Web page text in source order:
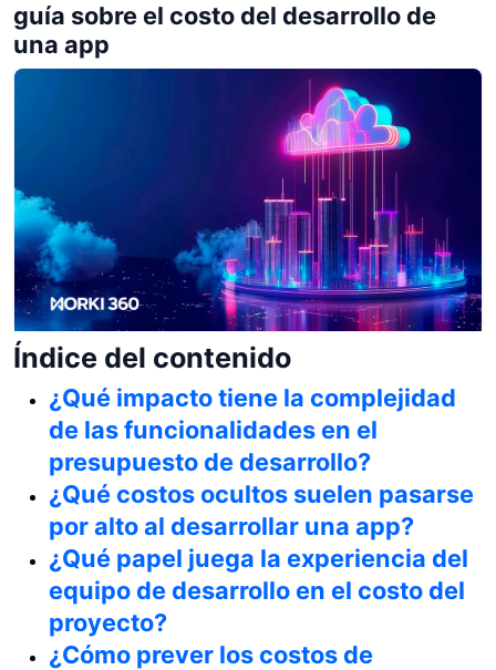
guía sobre el costo del desarrollo de
una app
Índice del contenido
¿Qué impacto tiene la complejidad
de las funcionalidades en el
presupuesto de desarrollo?
¿Qué costos ocultos suelen pasarse
por alto al desarrollar una app?
¿Qué papel juega la experiencia del
equipo de desarrollo en el costo del
proyecto?
¿Cómo prever los costos de